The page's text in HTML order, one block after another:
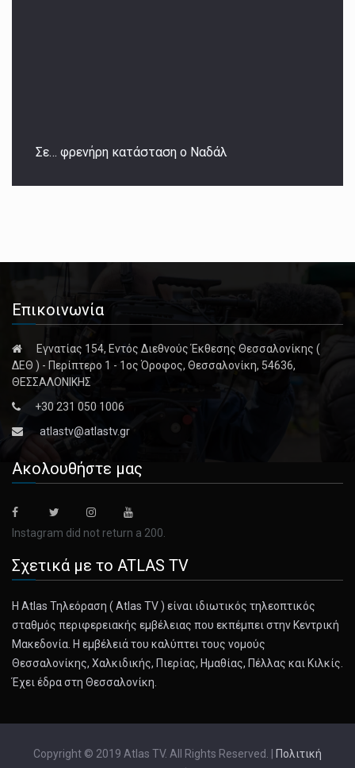
Σε… φρενήρη κατάσταση ο Ναδάλ
Επικοινωνία
Εγνατίας 154, Εντός Διεθνούς Έκθεσης Θεσσαλονίκης (
ΔΕΘ ) - Περίπτερο 1 - 1ος Όροφος, Θεσσαλονίκη, 54636,
ΘΕΣΣΑΛΟΝΙΚΗΣ
+30 231 050 1006
atlastv@atlastv.gr
Ακολουθήστε μας
Instagram did not return a 200.
Σχετικά με το ATLAS TV
Η Atlas Τηλεόραση ( Atlas TV ) είναι ιδιωτικός τηλεοπτικός
σταθμός περιφερειακής εμβέλειας που εκπέμπει στην Κεντρική
Μακεδονία. Η εμβέλειά του καλύπτει τους νομούς
Θεσσαλονίκης, Χαλκιδικής, Πιερίας, Ημαθίας, Πέλλας και Κιλκίς.
Έχει έδρα στη Θεσσαλονίκη.
Copyright © 2019 Atlas TV. All Rights Reserved. |
Πολιτική